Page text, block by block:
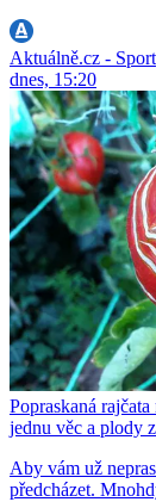
Aktuálně.cz - Sport
dnes, 15:20
Popraskaná
jednu věc a plody
Aby vám už
předcházet.